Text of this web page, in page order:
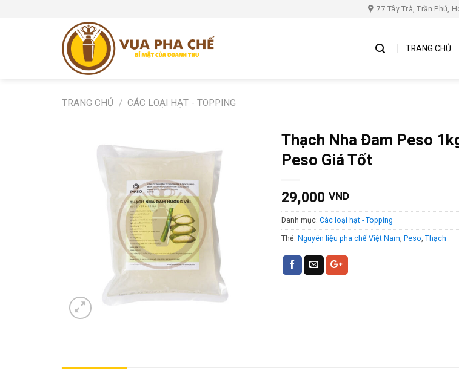
77 Tây Trà, Trần Phú,
TRANG CHỦ
TRANG CHỦ / CÁC LOẠI HẠT - TOPPING
Thạch Nha Đam Peso
Peso Giá Tốt
29,000VND
Danh mục:Các loại hạt - Topping
Thẻ: Nguyên liệu pha chế Việt Nam, Peso,Thạch